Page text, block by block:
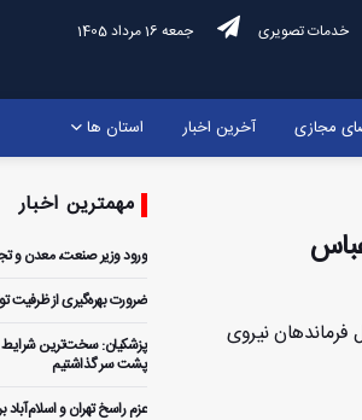
خدمات تصویری جمعه 16 مرداد 1405
مجازی آخرین اخبار استان ها
فرماندهان نیروی
مهمترین اخبار
ورود وزیر صنعت، معدن و
ضرورت بهره‌گیری از ظرفیت
پزشکیان: سخت‌ترین شرایط
پشت سر گذاشتیم
عزم راسخ تهران و